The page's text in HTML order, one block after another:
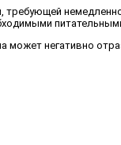
может негативно